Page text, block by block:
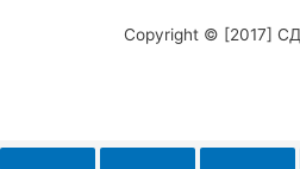
Copyright © [2017]